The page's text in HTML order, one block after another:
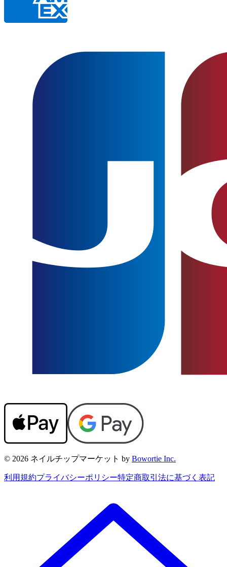
© 2026 ネイルチップマーケット by Bowortie Inc.
利用規約プライバシーポリシー特定商取引法に基づく表記